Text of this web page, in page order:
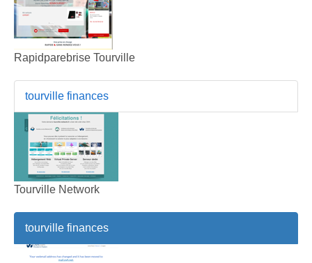
Rapidparebrise Tourville
tourville finances
Tourville Network
tourville finances